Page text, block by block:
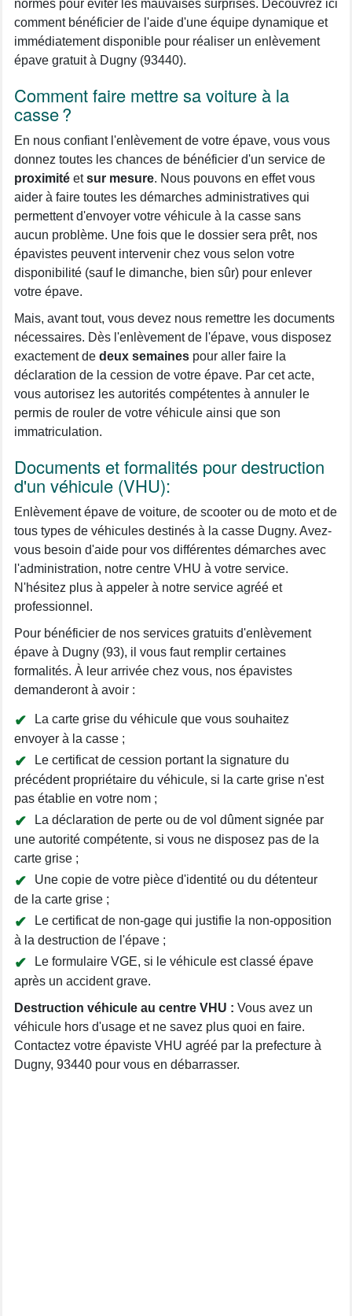
normes pour éviter les mauvaises surprises. Découvrez ici
comment bénéficier de l'aide d'une équipe dynamique et
immédiatement disponible pour réaliser un enlèvement
épave gratuit à Dugny (93440).
Comment faire mettre sa voiture à la
casse ?
En nous confiant l'enlèvement de votre épave, vous vous
donnez toutes les chances de bénéficier d'un service de
proximité etsur mesure. Nous pouvons en effet vous
aider à faire toutes les démarches administratives qui
permettent d'envoyer votre véhicule à la casse sans
aucun problème. Une fois que le dossier sera prêt, nos
épavistes peuvent intervenir chez vous selon votre
disponibilité (sauf le dimanche, bien sûr) pour enlever
votre épave.
Mais, avant tout, vous devez nous remettre les documents
nécessaires. Dès l'enlèvement de l'épave, vous disposez
exactement de deux semaines pour aller faire la
déclaration de la cession de votre épave. Par cet acte,
vous autorisez les autorités compétentes à annuler le
permis de rouler de votre véhicule ainsi que son
immatriculation.
Documents et formalités pour destruction
d'un véhicule (VHU):
Enlèvement épave de voiture, de scooter ou de moto et de
tous types de véhicules destinés à la casse Dugny. Avez-
vous besoin d'aide pour vos différentes démarches avec
l'administration, notre centre VHU à votre service.
N'hésitez plus à appeler à notre service agréé et
professionnel.
Pour bénéficier de nos services gratuits d'enlèvement
épave à Dugny (93), il vous faut remplir certaines
formalités. À leur arrivée chez vous, nos épavistes
demanderont à avoir :
La carte grise du véhicule que vous souhaitez
envoyer à la casse ;
Le certificat de cession portant la signature du
précédent propriétaire du véhicule, si la carte grise n'est
pas établie en votre nom ;
La déclaration de perte ou de vol dûment signée par
une autorité compétente, si vous ne disposez pas de la
carte grise ;
Une copie de votre pièce d'identité ou du détenteur
de la carte grise ;
Le certificat de non-gage qui justifie la non-opposition
à la destruction de l'épave ;
Le formulaire VGE, si le véhicule est classé épave
après un accident grave.
Destruction véhicule au centre VHU : Vous avez un
véhicule hors d'usage et ne savez plus quoi en faire.
Contactez votre épaviste VHU agréé par la prefecture à
Dugny, 93440 pour vous en débarrasser.